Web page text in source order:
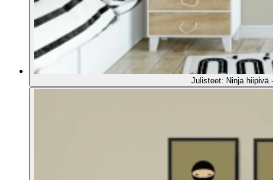
Julisteet: Ninja hiipivä